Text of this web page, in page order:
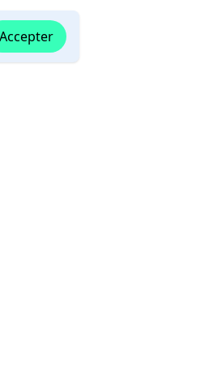
Accepter